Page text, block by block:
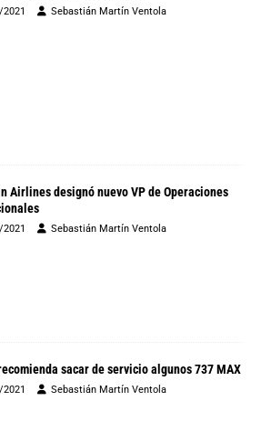
Sebastián Martín Ventola
Airlines designó nuevo VP de Operaciones
Sebastián Martín Ventola
sacar de servicio algunos 737 MAX
Sebastián Martín Ventola